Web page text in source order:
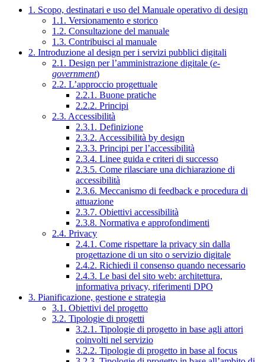
1. Scopo, destinatari e uso del Manuale operativo di design
1.1. Versionamento e storico
1.2. Consultazione del manuale
1.3. Contribuisci al manuale
2. Introduzione al design per i servizi pubblici digitali
2.1. Design per l’amministrazione digitale (e-
government)
2.2. L’approccio progettuale
2.2.1. Buone pratiche
2.2.2. Principi
2.3. Accessibilità
2.3.1. Definizione
2.3.2. Accessibilità by design
2.3.3. Principi per l’accessibilità
2.3.4. Linee guida e criteri di successo
2.3.5. Come rilasciare una dichiarazione di
accessibilità
2.3.6. Meccanismo di feedback e procedura di
attuazione
2.3.7. Obiettivi accessibilità
2.3.8. Normativa e approfondimenti
2.4. Privacy
2.4.1. Come rispettare la privacy sin dalla
progettazione di un sito o servizio digitale
2.4.2. Richiedi il consenso quando necessario
2.4.3. Le basi del sito web: architettura,
informativa privacy, riferimenti DPO
3. Pianificazione, gestione e strategia
3.1. Obiettivi del progetto
3.2. Tipologie di progetti
3.2.1. Tipologie di progetto in base agli attori
coinvolti nel servizio
3.2.2. Tipologie di progetto in base al focus